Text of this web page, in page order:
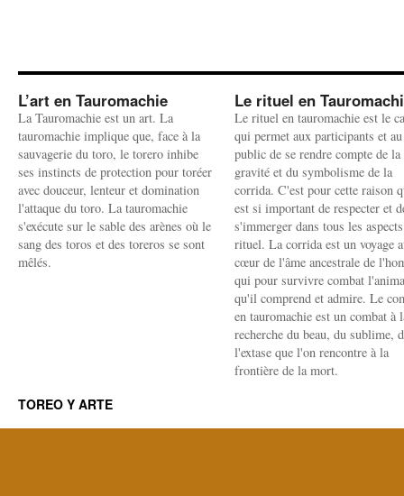
L’art en Tauromachie
La Tauromachie est un art. La
tauromachie implique que, face à la
sauvagerie du toro, le torero inhibe
ses instincts de protection pour toréer
avec douceur, lenteur et domination
l'attaque du toro. La tauromachie
s'exécute sur le sable des arènes où le
sang des toros et des toreros se sont
mêlés.
Le rituel en
Le rituel en tauromachie est le
qui permet aux participants et au
public de se rendre compte de la
gravité et du symbolisme de la
corrida. C'est pour cette raison
est si important de respecter et
s'immerger dans tous les
rituel. La corrida est un voyage
cœur de l'âme ancestrale de
qui pour survivre combat
qu'il comprend et admire. Le
en tauromachie est un combat à
recherche du beau, du sublime,
l'extase que l'on rencontre à la
frontière de la mort.
TOREO Y ARTE